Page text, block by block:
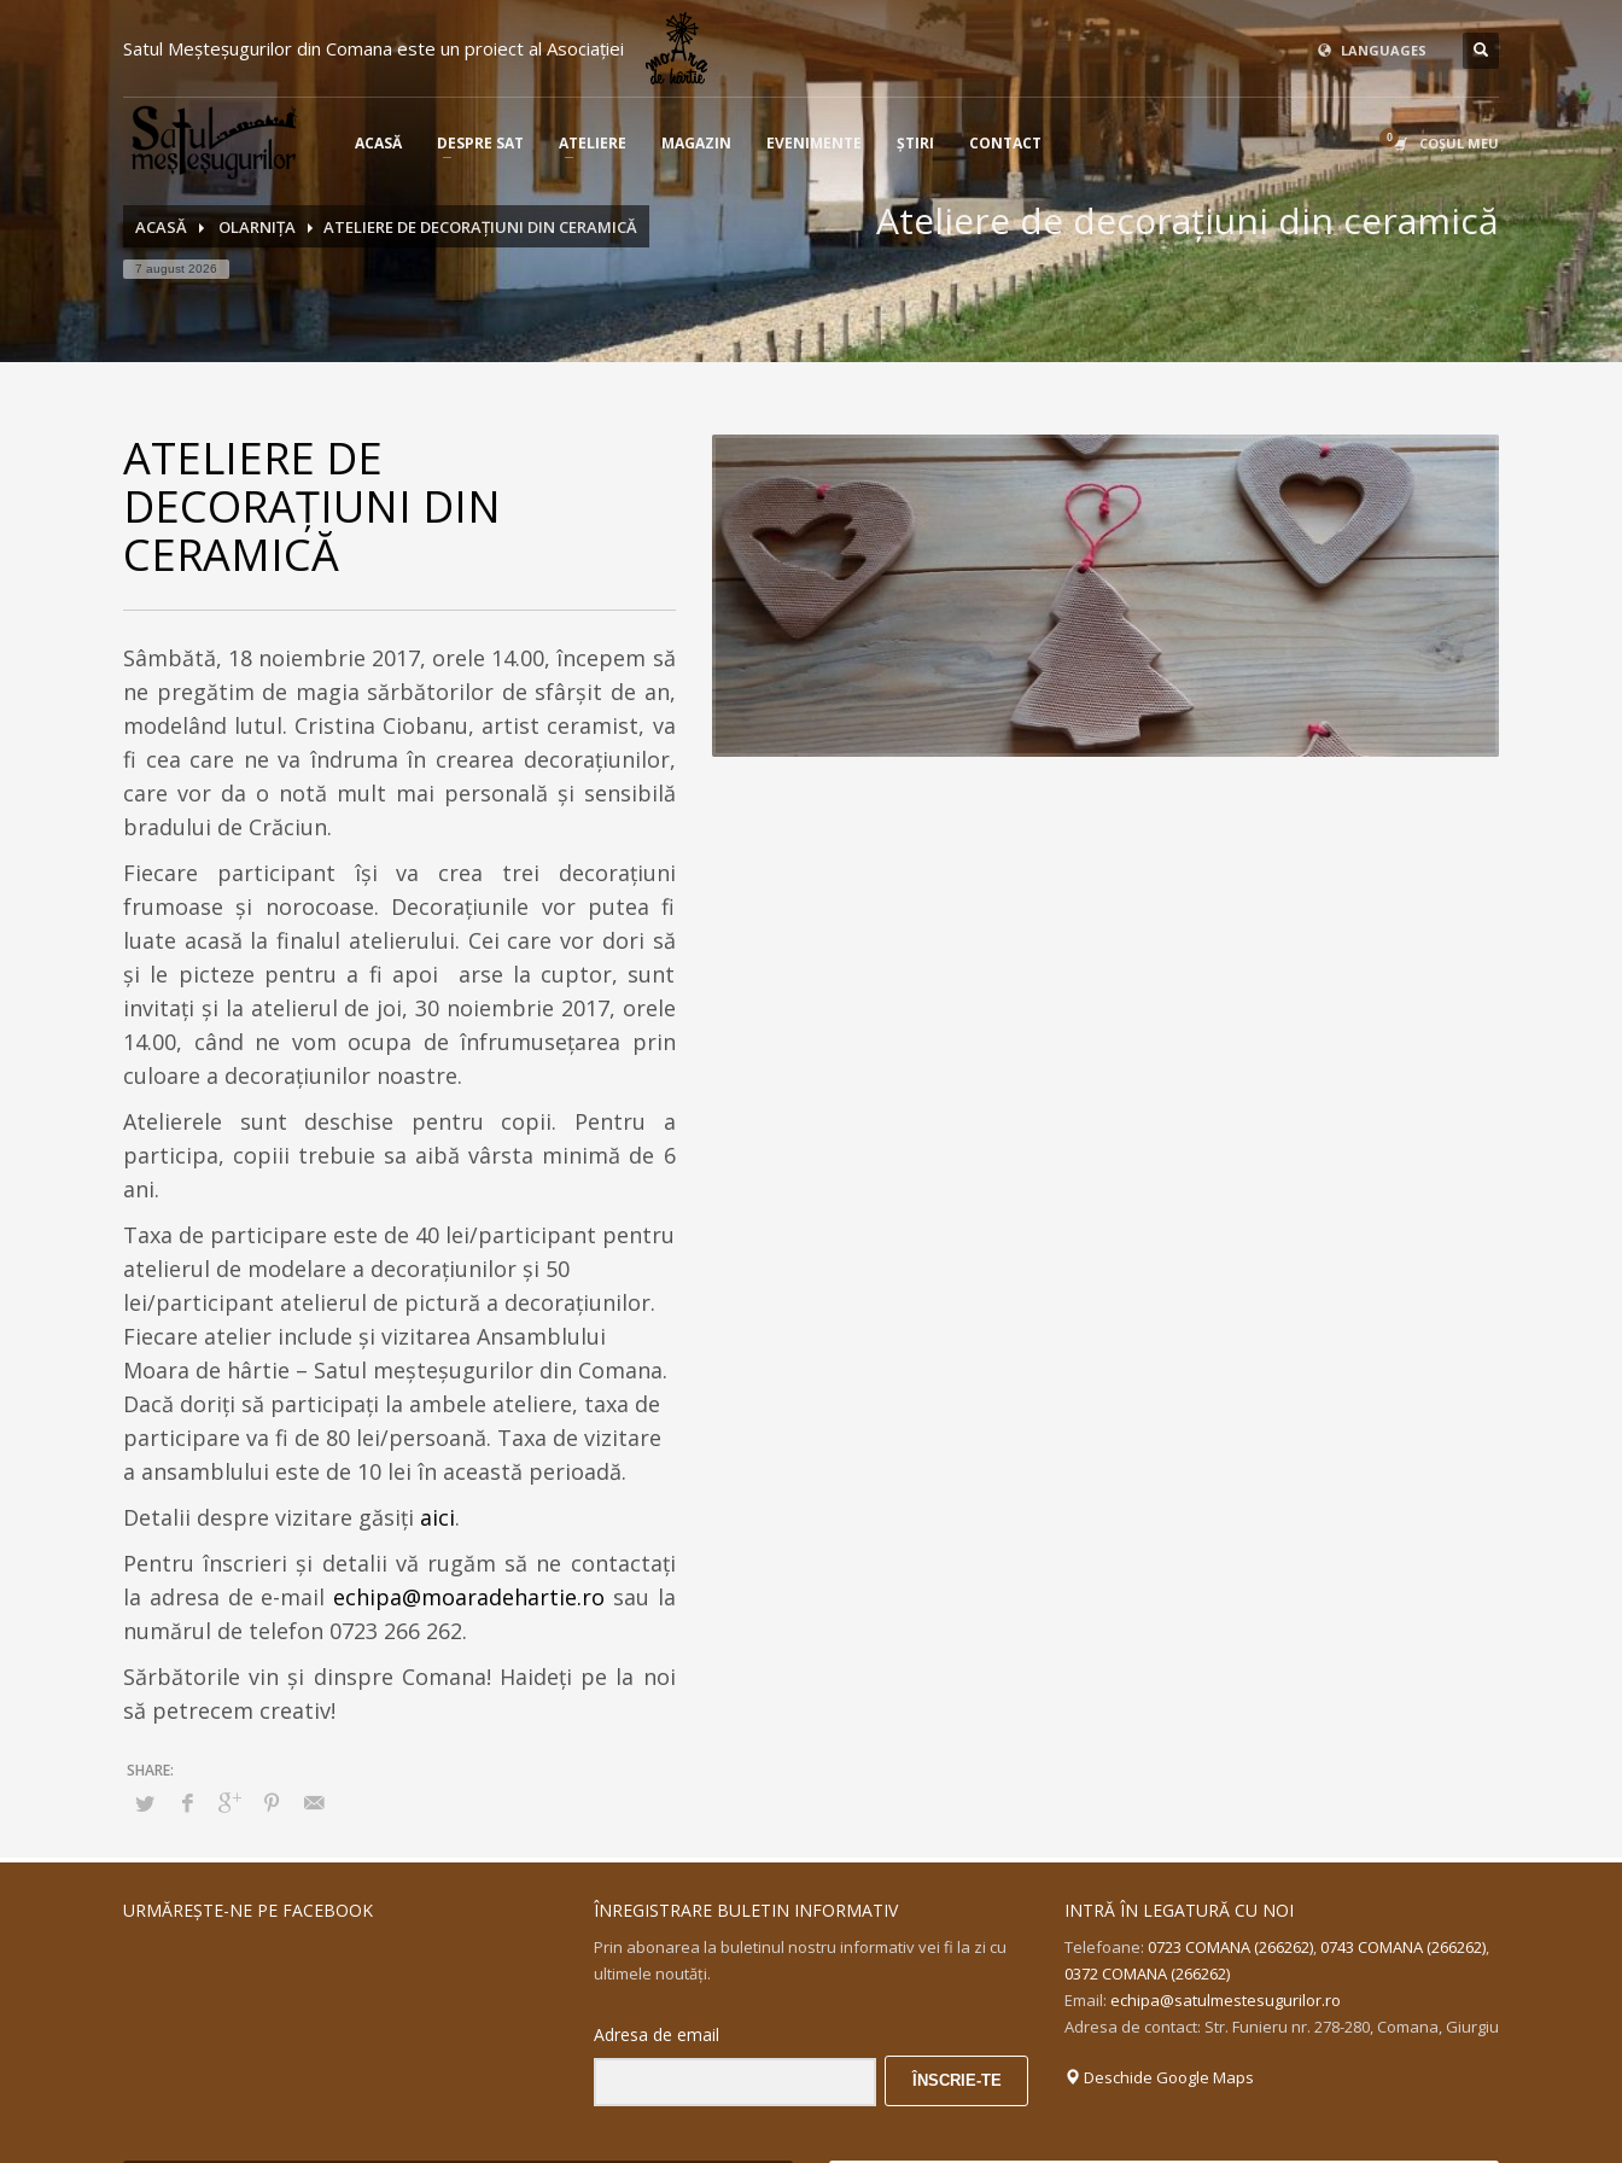
Satul Meşteşugurilor din Comana este un proiect al Asociației LANGUAGES
ACASĂ DESPRE SAT ATELIERE MAGAZIN EVENIMENTE ŞTIRI CONTACT COŞUL MEU
ACASĂ OLARNIȚA ATELIERE DE DECORAȚIUNI DIN CERAMICĂ
7 august 2026
Ateliere de decorațiuni din ceramică
ATELIERE DE
DECORAȚIUNI DIN
CERAMICĂ
Sâmbătă, 18 noiembrie 2017, orele 14.00, începem să
ne pregătim de magia sărbătorilor de sfârșit de an,
modelând lutul. Cristina Ciobanu, artist ceramist, va
fi cea care ne va îndruma în crearea decorațiunilor,
care vor da o notă mult mai personală și sensibilă
bradului de Crăciun.
Fiecare participant își va crea trei decorațiuni
frumoase și norocoase. Decorațiunile vor putea fi
luate acasă la finalul atelierului. Cei care vor dori să
și le picteze pentru a fi apoi arse la cuptor, sunt
invitați și la atelierul de joi, 30 noiembrie 2017, orele
14.00, când ne vom ocupa de înfrumusețarea prin
culoare a decorațiunilor noastre.
Atelierele sunt deschise pentru copii. Pentru a
participa, copiii trebuie sa aibă vârsta minimă de 6
ani.
Taxa de participare este de 40 lei/participant pentru
atelierul de modelare a decorațiunilor și 50
lei/participant atelierul de pictură a decorațiunilor.
Fiecare atelier include și vizitarea Ansamblului
Moara de hârtie – Satul meșteșugurilor din Comana.
Dacă doriți să participați la ambele ateliere, taxa de
participare va fi de 80 lei/persoană. Taxa de vizitare
a ansamblului este de 10 lei în această perioadă.
Detalii despre vizitare găsiți aici.
Pentru înscrieri şi detalii vă rugăm să ne contactați
la adresa de e-mail echipa@moaradehartie.ro sau la
numărul de telefon 0723 266 262.
Sărbătorile vin și dinspre Comana! Haideți pe la noi
să petrecem creativ!
URMĂREŞTE-NE PE FACEBOOK ÎNREGISTRARE BULETIN INFORMATIV
Prin abonarea la buletinul nostru informativ vei fi la zi cu
ultimele noutăţi.
Adresa de email
ÎNSCRIE-TE
INTRĂ ÎN LEGATURĂ CU NOI
Telefoane: 0723 COMANA (266262),0743 COMANA (266262),
0372 COMANA (266262)
Email: echipa@satulmestesugurilor.ro
Adresa de contact: Str. Funieru nr. 278-280, Comana, Giurgiu
Deschide Google Maps